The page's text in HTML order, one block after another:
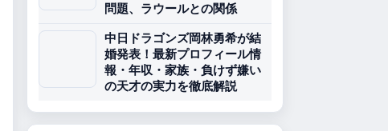
問題、ラウールとの関係
中日ドラゴンズ岡林勇希が結
婚発表！最新プロフィール情
報・年収・家族・負けず嫌い
の天才の実力を徹底解説